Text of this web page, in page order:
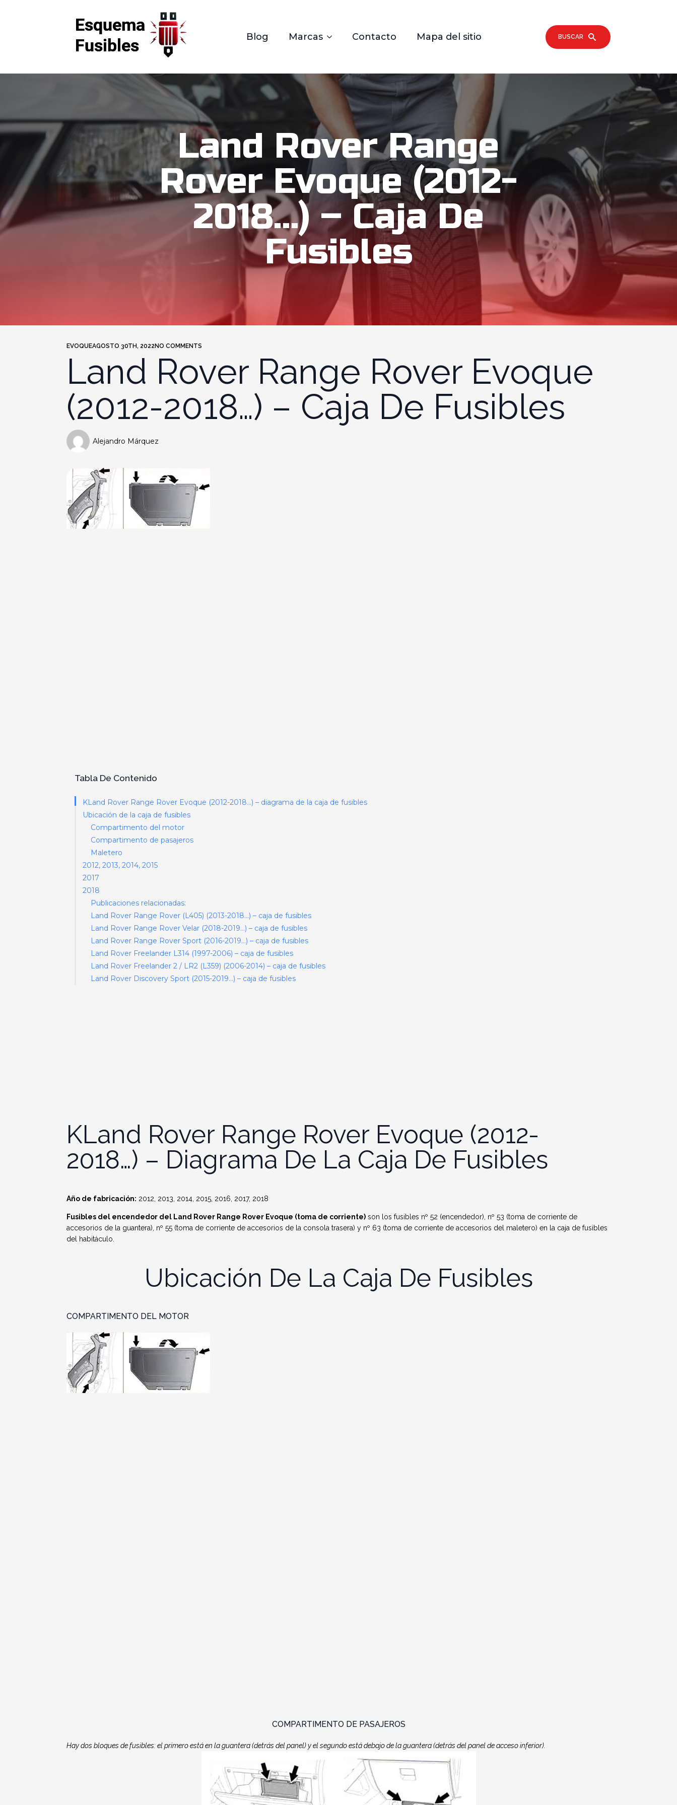
Blog Marcas Contacto Mapa del sitio BUSCAR
Land Rover Range
Rover Evoque (2012-
2018…) – Caja De
Fusibles
EVOQUEAGOSTO 30TH, 2022 NO COMMENTS
Land Rover Range Rover Evoque
(2012-2018…) – Caja De Fusibles
Alejandro Márquez
Tabla De Contenido
KLand Rover Range Rover Evoque (2012-2018…) – diagrama de la caja de fusibles
Ubicación de la caja de fusibles
Compartimento del motor
Compartimento de pasajeros
Maletero
2012, 2013, 2014, 2015
2017
2018
Publicaciones relacionadas:
Land Rover Range Rover (L405) (2013-2018…) – caja de fusibles
Land Rover Range Rover Velar (2018-2019…) – caja de fusibles
Land Rover Range Rover Sport (2016-2019…) – caja de fusibles
Land Rover Freelander L314 (1997-2006) – caja de fusibles
Land Rover Freelander 2 / LR2 (L359) (2006-2014) – caja de fusibles
Land Rover Discovery Sport (2015-2019…) – caja de fusibles
KLand Rover Range Rover Evoque (2012-
2018…) – Diagrama De La Caja De Fusibles
Año de fabricación: 2012, 2013, 2014, 2015, 2016, 2017, 2018
Fusibles del encendedor del Land Rover Range Rover Evoque (toma de corriente) son los fusibles nº 52 (encendedor), nº 53 (toma de corriente de
accesorios de la guantera), nº 55 (toma de corriente de accesorios de la consola trasera) y nº 63 (toma de corriente de accesorios del maletero) en la caja de fusibles
del habitáculo.
Ubicación De La Caja De Fusibles
COMPARTIMENTO DEL MOTOR
COMPARTIMENTO DE PASAJEROS
Hay dos bloques de fusibles: el primero está en la guantera (detrás del panel) y el segundo está debajo de la guantera (detrás del panel de acceso inferior).